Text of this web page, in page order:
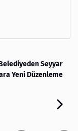
Seyyar
Yeni Düzenleme